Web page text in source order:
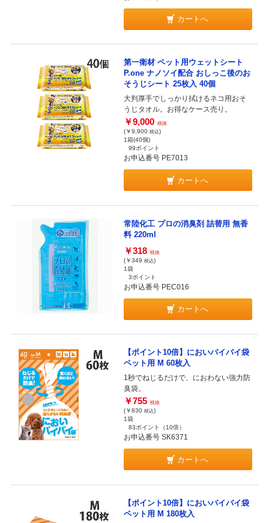
カートへ
第一衛材 ペット用ウェットシート
P.one ナノソイ配合 おしっこ後のお
そうじシート 25枚入 40個
大判厚手でしっかり拭けるネコ用おそ
うじタオル。お得なケース売り。
￥9,000 税抜
(￥9,900 税込)
1箱(40個)
99ポイント
お申込番号 PE7013
カートへ
常陸化工 プロの消臭剤 詰替用 無香
料 220ml
￥318 税抜
(￥349 税込)
1袋
3ポイント
お申込番号 PEC016
カートへ
【ポイント10倍】においバイバイ袋
ペット用 M 60枚入
1秒でねじるだけで、におわない強力防
臭袋。
￥755 税抜
(￥830 税込)
1袋
83ポイント
（10倍）
お申込番号 SK6371
カートへ
【ポイント10倍】においバイバイ袋
ペット用 M 180枚入